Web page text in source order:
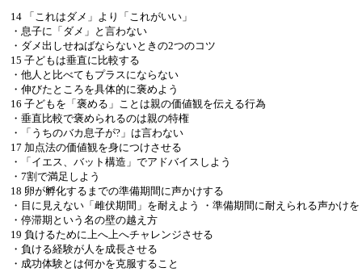
14 「これはダメ」より「これがいい」
・息子に「ダメ」と言わない
・ダメ出しせねばならないときの2つのコツ
15 子どもは垂直に比較する
・他人と比べてもプラスにならない
・伸びたところを具体的に褒めよう
16 子どもを「褒める」ことは親の価値観を伝える行為
・垂直比較で褒められるのは親の特権
・「うちのバカ息子が?」は言わない
17 加点法の価値観を身につけさせる
・「イエス、バット構造」でアドバイスしよう
・7割で満足しよう
18 卵が孵化するまでの準備期間に声かけする
・目に見えない「雌伏期間」を耐えよう ・準備期間に耐えられる声かけを
・停滞期という名の壁の越え方
19 負けるために上へ上へチャレンジさせる
・負ける経験が人を成長させる
・成功体験とは何かを克服すること